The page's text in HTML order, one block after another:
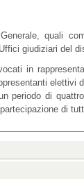
quali
giudiziari del
in
elettivi
periodo di
di